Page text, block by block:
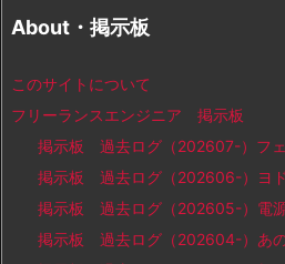
About・掲示板
このサイトについて
フリーランスエンジニア 掲示板
掲示板 過去ログ（202607-）フ
掲示板 過去ログ（202606-）ヨ
掲示板 過去ログ（202605-）電
掲示板 過去ログ（202604-）あ